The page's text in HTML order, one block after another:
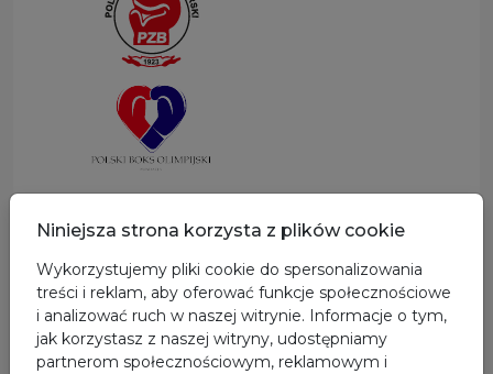
SPONSOR GŁÓWNY
Niniejsza strona korzysta z plików cookie
Wykorzystujemy pliki cookie do spersonalizowania
treści i reklam, aby oferować funkcje społecznościowe
i analizować ruch w naszej witrynie. Informacje o tym,
jak korzystasz z naszej witryny, udostępniamy
partnerom społecznościowym, reklamowym i